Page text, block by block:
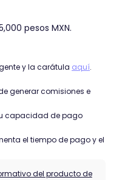
pesos MXN.
y la carátula aquí.
generar comisiones e
capacidad de pago
el tiempo de pago y el
del producto de